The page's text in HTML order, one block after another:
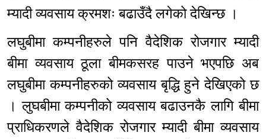
म्यादी व्यवसाय क्रमशः बढाउँदै लगेको देखिन्छ ।
लघुबीमा कम्पनीहरुले पनि वैदेशिक रोजगार म्यादी
बीमा व्यवसाय ठूला बीमकसरह पाउने भएपछि अब
लघुबीमा कम्पनीहरुको व्यवसाय बृद्धि हुने देखिएको छ
। लुघबीमा कम्पनीको व्यवसाय बढाउनकै लागि बीमा
प्राधिकरणले वैदेशिक रोजगार म्यादी बीमा व्यवसाय